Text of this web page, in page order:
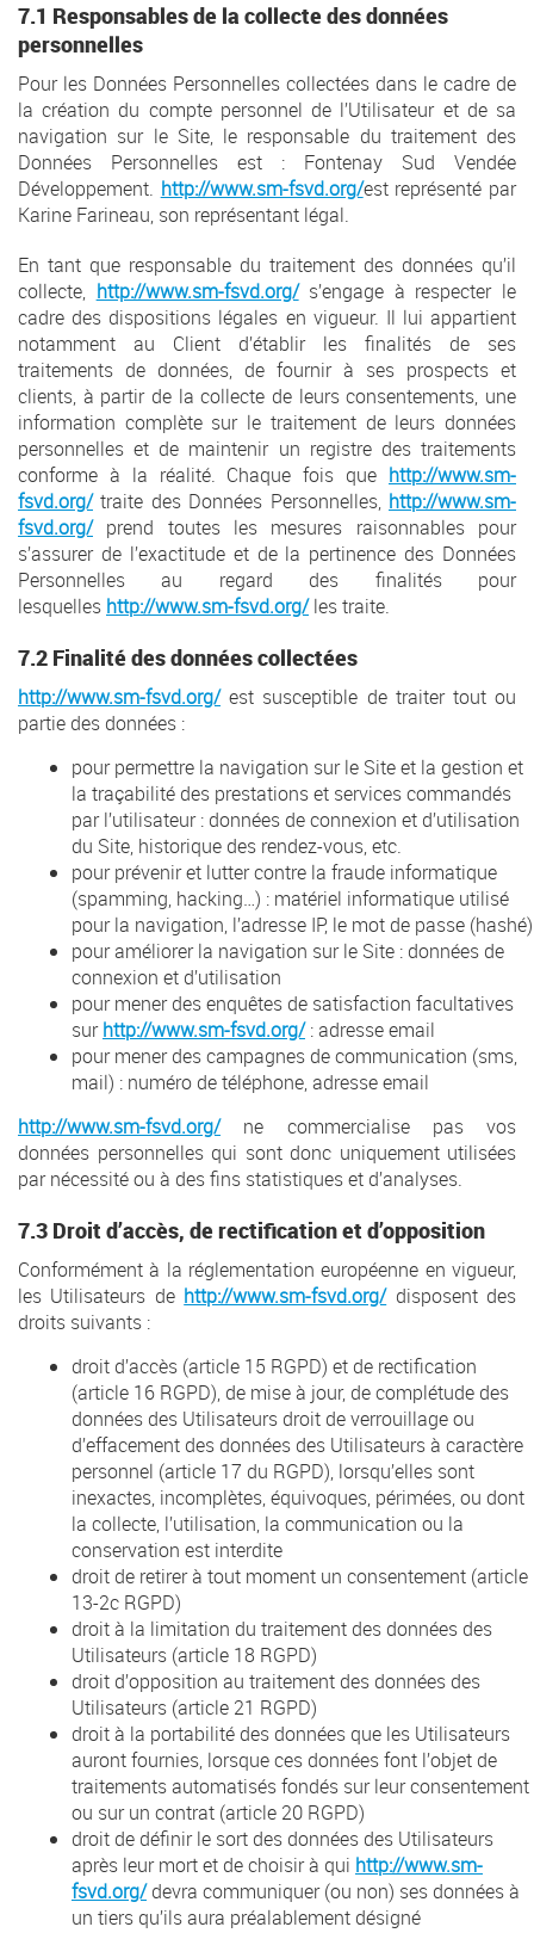
7.1 Responsables de la collecte des données
personnelles
Pour les Données Personnelles collectées dans le cadre de
la création du compte personnel de l’Utilisateur et de sa
navigation sur le Site, le responsable du traitement des
Données Personnelles est : Fontenay Sud Vendée
Développement. http://www.sm-fsvd.org/est représenté par
Karine Farineau, son représentant légal.
En tant que responsable du traitement des données qu’il
collecte, http://www.sm-fsvd.org/s’engage à respecter le
cadre des dispositions légales en vigueur. Il lui appartient
notamment au Client d’établir les finalités de ses
traitements de données, de fournir à ses prospects et
clients, à partir de la collecte de leurs consentements, une
information complète sur le traitement de leurs données
personnelles et de maintenir un registre des traitements
conforme à la réalité. Chaque fois que http://www.sm-
fsvd.org/traite des Données Personnelles, http://www.sm-
fsvd.org/prend toutes les mesures raisonnables pour
s’assurer de l’exactitude et de la pertinence des Données
Personnelles au regard des finalités pour
lesquelles http://www.sm-fsvd.org/les traite.
7.2 Finalité des données collectées
http://www.sm-fsvd.org/est susceptible de traiter tout ou
partie des données :
pour permettre la navigation sur le Site et la gestion et
la traçabilité des prestations et services commandés
par l’utilisateur : données de connexion et d’utilisation
du Site, historique des rendez-vous, etc.
pour prévenir et lutter contre la fraude informatique
(spamming, hacking…) : matériel informatique utilisé
pour la navigation, l’adresse IP, le mot de passe (hashé)
pour améliorer la navigation sur le Site : données de
connexion et d’utilisation
pour mener des enquêtes de satisfaction facultatives
surhttp://www.sm-fsvd.org/: adresse email
pour mener des campagnes de communication (sms,
mail) : numéro de téléphone, adresse email
http://www.sm-fsvd.org/ne commercialise pas vos
données personnelles qui sont donc uniquement utilisées
par nécessité ou à des fins statistiques et d’analyses.
7.3 Droit d’accès, de rectification et d’opposition
Conformément à la réglementation européenne en vigueur,
les Utilisateurs de http://www.sm-fsvd.org/disposent des
droits suivants :
droit d’accès (article 15 RGPD) et de rectification
(article 16 RGPD), de mise à jour, de complétude des
données des Utilisateurs droit de verrouillage ou
d’effacement des données des Utilisateurs à caractère
personnel (article 17 du RGPD), lorsqu’elles sont
inexactes, incomplètes, équivoques, périmées, ou dont
la collecte, l’utilisation, la communication ou la
conservation est interdite
droit de retirer à tout moment un consentement (article
13-2c RGPD)
droit à la limitation du traitement des données des
Utilisateurs (article 18 RGPD)
droit d’opposition au traitement des données des
Utilisateurs (article 21 RGPD)
droit à la portabilité des données que les Utilisateurs
auront fournies, lorsque ces données font l’objet de
traitements automatisés fondés sur leur consentement
ou sur un contrat (article 20 RGPD)
droit de définir le sort des données des Utilisateurs
après leur mort et de choisir à qui http://www.sm-
fsvd.org/devra communiquer (ou non) ses données à
un tiers qu’ils aura préalablement désigné